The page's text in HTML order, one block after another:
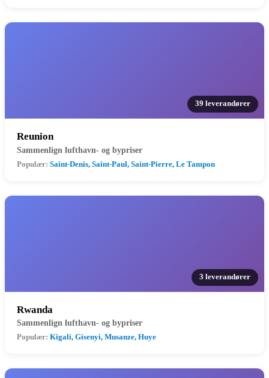
39 leverandører
Reunion
Sammenlign lufthavn- og bypriser
Populær: Saint-Denis, Saint-Paul, Saint-Pierre, Le Tampon
3 leverandører
Rwanda
Sammenlign lufthavn- og bypriser
Populær: Kigali, Gisenyi, Musanze, Huye